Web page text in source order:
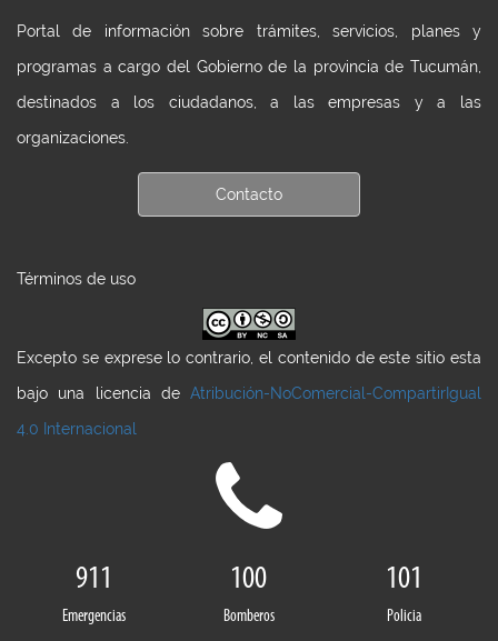
Portal de información sobre trámites, servicios, planes y
programas a cargo del Gobierno de la provincia de Tucumán,
destinados a los ciudadanos, a las empresas y a las
organizaciones.
Contacto
Términos de uso
Excepto se exprese lo contrario, el contenido de este sitio esta
bajo una licencia de Atribución-NoComercial-CompartirIgual
4.0 Internacional
911
Emergencias
100
Bomberos
101
Policia